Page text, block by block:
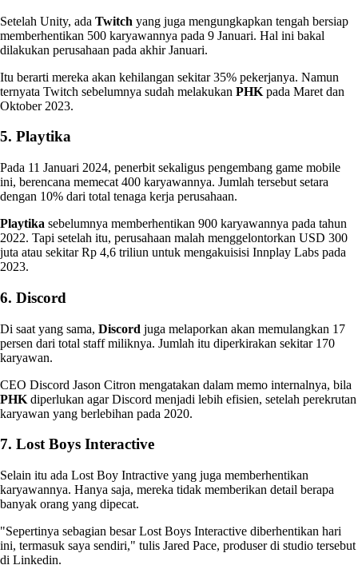
Setelah Unity, ada Twitch yang juga mengungkapkan tengah bersiap
memberhentikan 500 karyawannya pada 9 Januari. Hal ini bakal
dilakukan perusahaan pada akhir Januari.
Itu berarti mereka akan kehilangan sekitar 35% pekerjanya. Namun
ternyata Twitch sebelumnya sudah melakukan PHK pada Maret dan
Oktober 2023.
5. Playtika
Pada 11 Januari 2024, penerbit sekaligus pengembang game mobile
ini, berencana memecat 400 karyawannya. Jumlah tersebut setara
dengan 10% dari total tenaga kerja perusahaan.
Playtika sebelumnya memberhentikan 900 karyawannya pada tahun
2022. Tapi setelah itu, perusahaan malah menggelontorkan USD 300
juta atau sekitar Rp 4,6 triliun untuk mengakuisisi Innplay Labs pada
2023.
6. Discord
Di saat yang sama, Discord juga melaporkan akan memulangkan 17
persen dari total staff miliknya. Jumlah itu diperkirakan sekitar 170
karyawan.
CEO Discord Jason Citron mengatakan dalam memo internalnya, bila
PHK diperlukan agar Discord menjadi lebih efisien, setelah perekrutan
karyawan yang berlebihan pada 2020.
7. Lost Boys Interactive
Selain itu ada Lost Boy Intractive yang juga memberhentikan
karyawannya. Hanya saja, mereka tidak memberikan detail berapa
banyak orang yang dipecat.
"Sepertinya sebagian besar Lost Boys Interactive diberhentikan hari
ini, termasuk saya sendiri," tulis Jared Pace, produser di studio tersebut
di Linkedin.